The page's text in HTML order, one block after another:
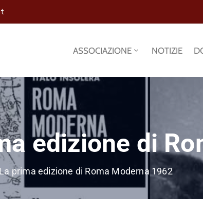
ASSOCIAZIONE NOTIZIE
edizione di
prima edizione di Roma Moderna 1962